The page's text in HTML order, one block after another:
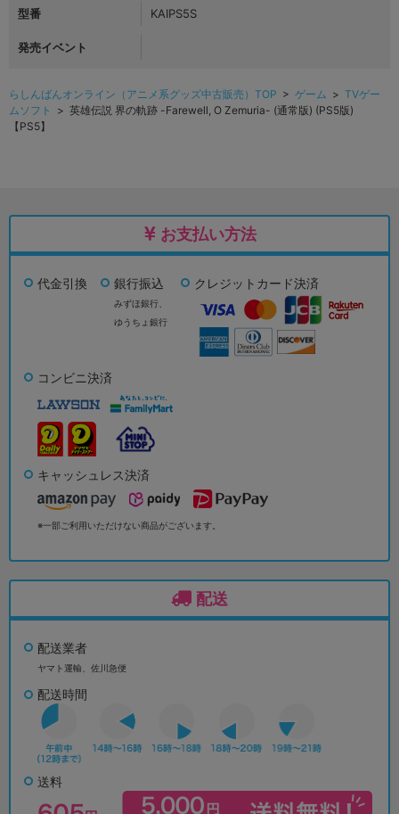
型番 KAIPS5S
発売イベント
らしんばんオンライン（アニメ系グッズ中古販売）TOP > ゲーム > TVゲー
ムソフト
> 英雄伝説 界の軌跡 -Farewell, O Zemuria- (通常版) (PS5版)
【PS5】
お支払い方法
代金引換 銀行振込
みずほ銀行、
ゆうちょ銀行
クレジットカード決済
コンビニ決済
キャッシュレス決済
※一部ご利用いただけない商品がございます。
配送
配送業者
ヤマト運輸、佐川急便
配送時間
送料